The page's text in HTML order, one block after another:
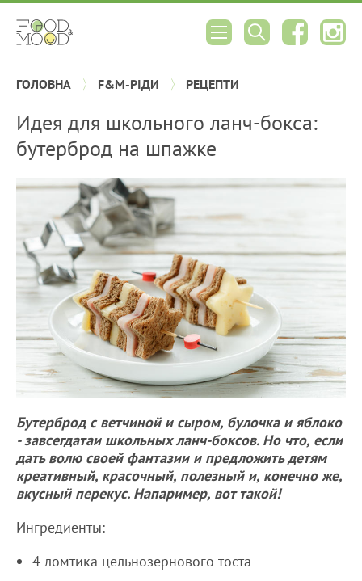
ГОЛОВНА F&M-РІДИ РЕЦЕПТИ
Идея для школьного ланч-бокса:
бутерброд на шпажке
Бутерброд с ветчиной и сыром, булочка и яблоко
- завсегдатаи школьных ланч-боксов. Но что, если
дать волю своей фантазии и предложить детям
креативный, красочный, полезный и, конечно же,
вкусный перекус. Напаример, вот такой!
Ингредиенты:
4 ломтика цельнозернового тоста